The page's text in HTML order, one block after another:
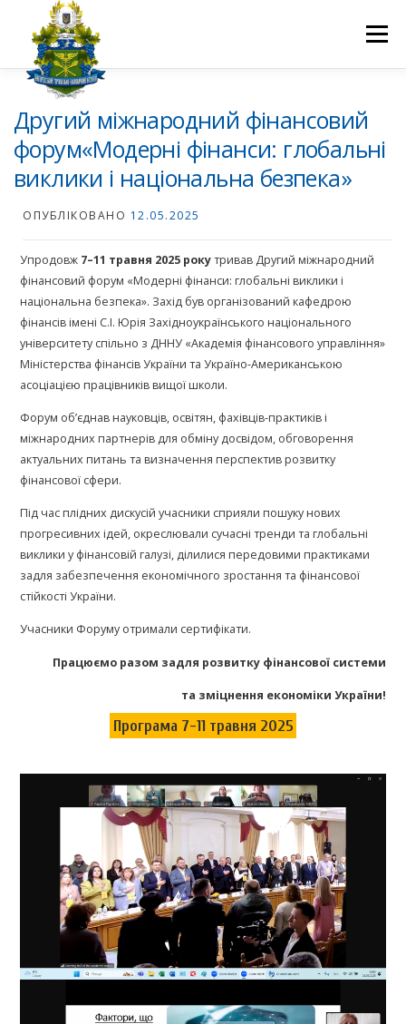
Меню
ПРО НАС
ВСТУП 2026 ВОЛОНТЕРСТВО
Другий міжнародний фінансовий
форум«Модерні фінанси: глобальні
виклики і національна безпека»
ОПУБЛІКОВАНО 12.05.2025
Упродовж 7–11 травня 2025 рокутривав Другий міжнародний
фінансовий форум «Модерні фінанси: глобальні виклики і
національна безпека». Захід був організований кафедрою
фінансів імені С.І. Юрія Західноукраїнського національного
університету спільно з ДННУ «Академія фінансового управління»
Міністерства фінансів України та Україно-Американською
асоціацією працівників вищої школи.
Форум об’єднав науковців, освітян, фахівців-практиків і
міжнародних партнерів для обміну досвідом, обговорення
актуальних питань та визначення перспектив розвитку
фінансової сфери.
Під час плідних дискусій учасники сприяли пошуку нових
прогресивних ідей, окреслювали сучасні тренди та глобальні
виклики у фінансовій галузі, ділилися передовими практиками
задля забезпечення економічного зростання та фінансової
стійкості України.
Учасники Форуму отримали сертифікати.
Працюємо разом задля розвитку фінансової системи
та зміцнення економіки України!
Програма 7-11 травня 2025